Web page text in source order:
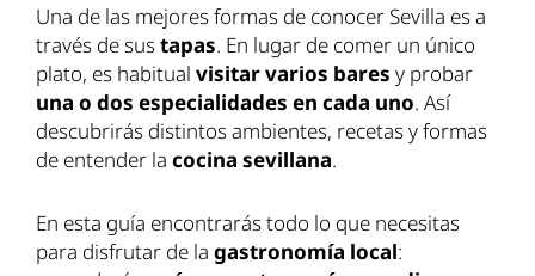
Una de las mejores formas de conocer Sevilla es a
través de sustapas. En lugar de comer un único
plato, es habitual visitar varios bares y probar
una o dos especialidades en cada uno. Así
descubrirás distintos ambientes, recetas y formas
de entender la cocina sevillana.
En esta guía encontrarás todo lo que necesitas
para disfrutar de la gastronomía local: